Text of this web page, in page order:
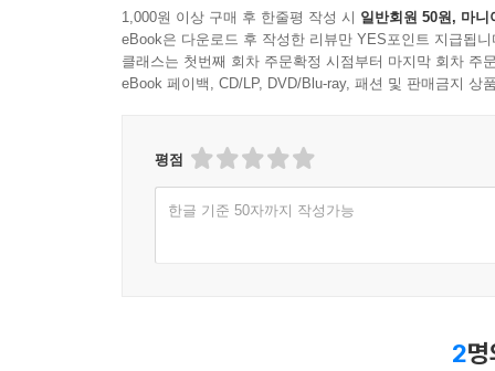
1,000원 이상 구매 후 한줄평 작성 시 일반회원 50원, 마니
eBook은 다운로드 후 작성한 리뷰만 YES포인트 지급됩니
클래스는 첫번째 회차 주문확정 시점부터 마지막 회차 주
eBook 페이백, CD/LP, DVD/Blu-ray, 패션 및 판매금지 상
평점
한글 기준 50자까지 작성가능
2